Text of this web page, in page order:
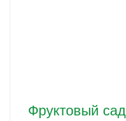
Фруктовый сад